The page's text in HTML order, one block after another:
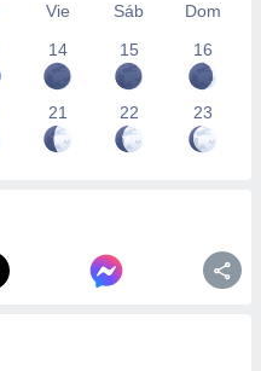
Vie Sáb
Dom
14 15 16
21 22 23